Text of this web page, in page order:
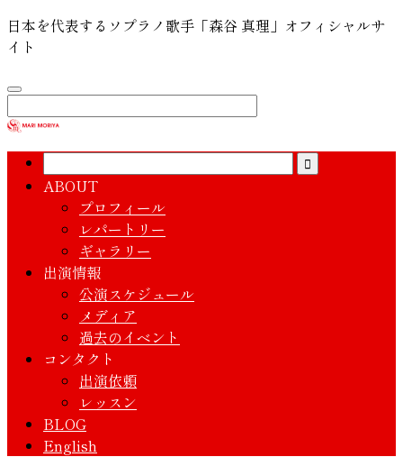
日本を代表するソプラノ歌手「森谷 真理」オフィシャルサ
イト
ABOUT
プロフィール
レパートリー
ギャラリー
出演情報
公演スケジュール
メディア
過去のイベント
コンタクト
出演依頼
レッスン
BLOG
English